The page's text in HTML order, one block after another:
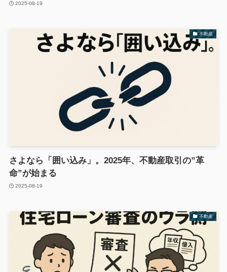
2025-08-19
不動産
さよなら「囲い込み」。2025年、不動産取引の”革
命”が始まる
2025-08-19
不動産